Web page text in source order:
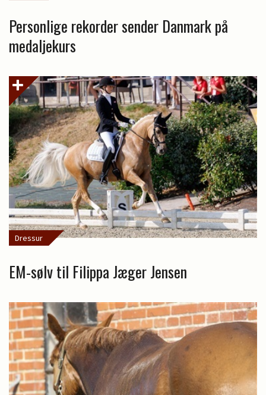
Personlige rekorder sender Danmark på
medaljekurs
Dressur
EM-sølv til Filippa Jæger Jensen